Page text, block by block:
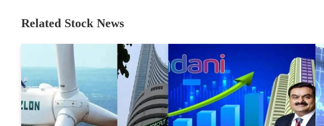
Related Stock News